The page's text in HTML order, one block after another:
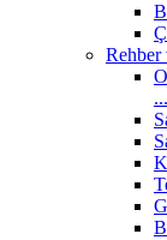
Rehber
...